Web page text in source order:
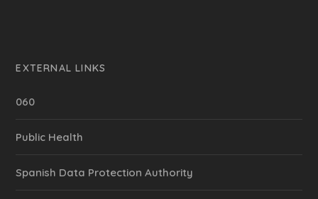
EXTERNAL LINKS
060
Public Health
Spanish Data Protection Authority